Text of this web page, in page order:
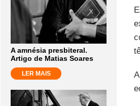
A amnésia presbiteral.
Artigo de Matias Soares
LER MAIS